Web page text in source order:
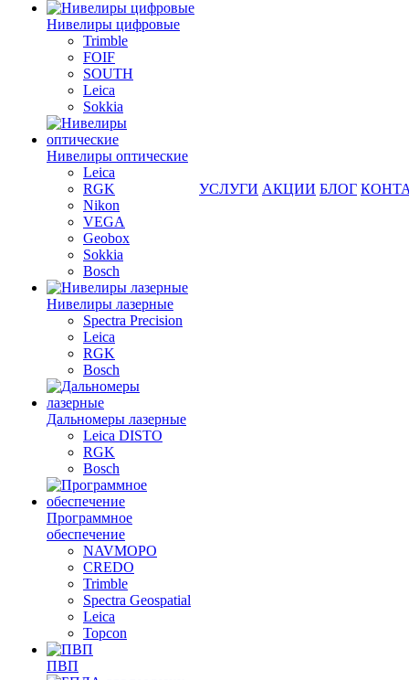
Нивелиры цифровые
Trimble
FOIF
SOUTH
Leica
Sokkia
Нивелиры оптические
Leica
RGK
Nikon
VEGA
Geobox
Sokkia
Bosch
Нивелиры лазерные
Spectra Precision
Leica
RGK
Bosch
Дальномеры лазерные
Leica DISTO
RGK
Bosch
Программное
обеспечение
NAVMOPO
CREDO
Trimble
Spectra Geospatial
Leica
Topcon
ПВП
УСЛУГИ АКЦИИ БЛОГ